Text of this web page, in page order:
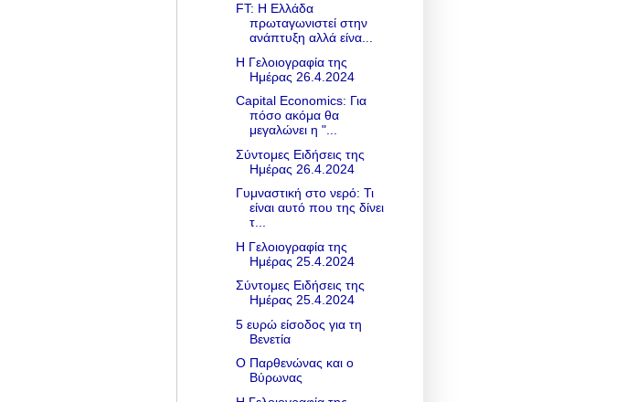
FT: Η Ελλάδα
πρωταγωνιστεί στην
ανάπτυξη αλλά είνα...
Η Γελοιογραφία της
Ημέρας 26.4.2024
Capital Economics: Για
πόσο ακόμα θα
μεγαλώνει η "...
Σύντομες Ειδήσεις της
Ημέρας 26.4.2024
Γυμναστική στο νερό: Τι
είναι αυτό που της δίνει
τ...
Η Γελοιογραφία της
Ημέρας 25.4.2024
Σύντομες Ειδήσεις της
Ημέρας 25.4.2024
5 ευρώ είσοδος για τη
Βενετία
Ο Παρθενώνας και ο
Βύρωνας